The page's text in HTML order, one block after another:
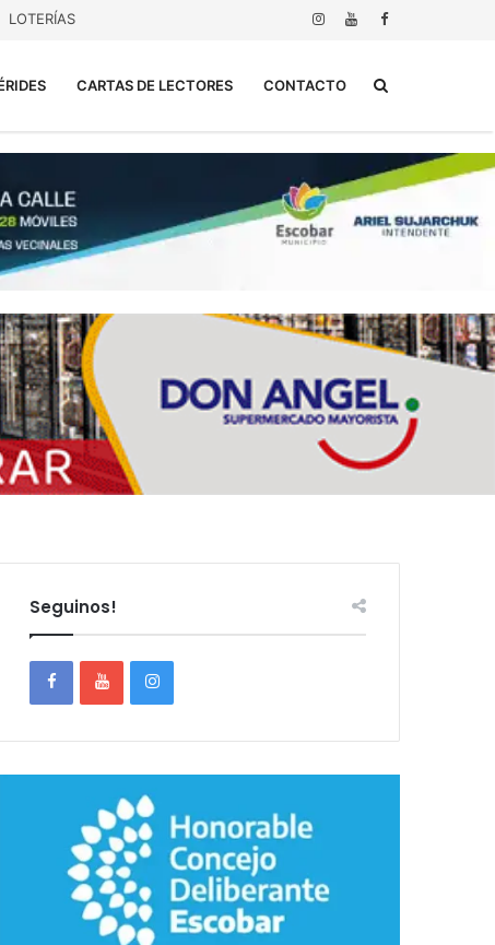
LOTERÍAS
CARTAS DE LECTORES CONTACTO
Seguinos!